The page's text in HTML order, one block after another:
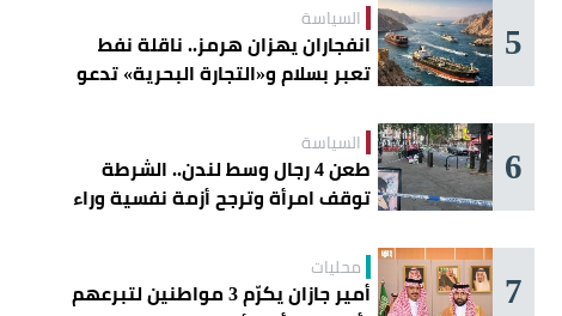
5 السياسة
انفجاران يهزان هرمز.. ناقلة نفط
تعبر بسلام و«التجارة البحرية» تدعو
6 السياسة
طعن 4 رجال وسط لندن.. الشرطة
توقف امرأة وترجح أزمة نفسية وراء
7 محليات
أمير جازان يكرّم 3 مواطنين لتبرعهم